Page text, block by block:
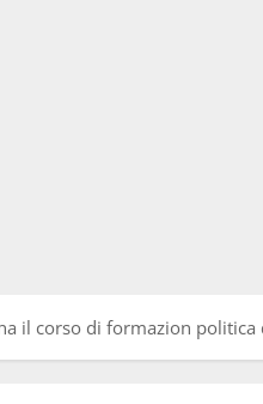
il corso di formazion politica